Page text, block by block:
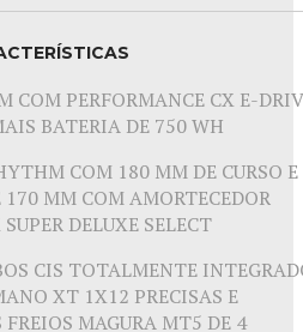
COM PERFORMANCE CX E-
BATERIA DE 750 WH
COM 180 MM DE CURSO E
MM COM AMORTECEDOR
DELUXE SELECT
CIS TOTALMENTE
XT 1X12 PRECISAS E
FREIOS MAGURA MT5 DE 4